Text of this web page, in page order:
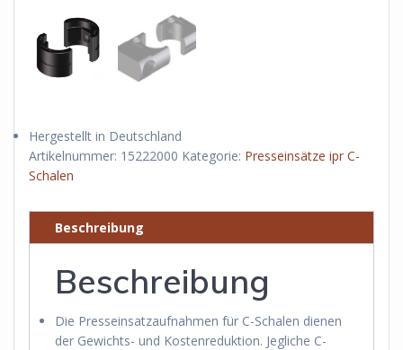
Hergestellt in Deutschland
Artikelnummer: 15222000 Kategorie: Presseinsätze ipr C-
Schalen
Beschreibung
Beschreibung
Die Presseinsatzaufnahmen für C-Schalen dienen
der Gewichts- und Kostenreduktion. Jegliche C-